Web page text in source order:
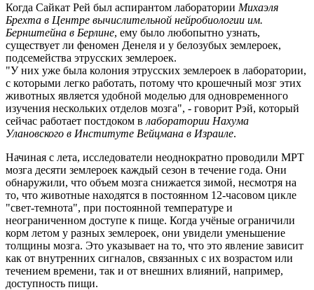
Когда Сайкат Рей был аспирантом лаборатории Михаэля
Брехта в Центре вычислительной нейробиологии им.
Бернштейна в Берлине, ему было любопытно узнать,
существует ли феномен Денеля и у белозубых землероек,
подсемейства этрусских землероек.
"У них уже была колония этрусских землероек в лаборатории,
с которыми легко работать, потому что крошечный мозг этих
животных является удобной моделью для одновременного
изучения нескольких отделов мозга", - говорит Рэй, который
сейчас работает постдоком в лаборатории Нахума
Улановского в Институте Вейцмана в Израиле.
Начиная с лета, исследователи неоднократно проводили МРТ
мозга десяти землероек каждый сезон в течение года. Они
обнаружили, что объем мозга снижается зимой, несмотря на
то, что животные находятся в постоянном 12-часовом цикле
"свет-темнота", при постоянной температуре и
неограниченном доступе к пище. Когда учёные ограничили
корм летом у разных землероек, они увидели уменьшение
толщины мозга. Это указывает на то, что это явление зависит
как от внутренних сигналов, связанных с их возрастом или
течением времени, так и от внешних влияний, например,
доступность пищи.